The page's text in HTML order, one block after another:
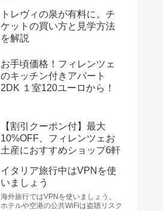
トレヴィの泉が有料に。チ
ケットの買い方と見学方法
を解説
お手頃価格！フィレンツェ
のキッチン付きアパート
2DK １室120ユーロから！
【割引クーポン付】最大
10%OFF、フィレンツェお
土産におすすめショップ6軒
イタリア旅行中はVPNを使
いましょう
海外旅行ではVPNを使いましょう。
ホテルや空港の公共WiFiは盗聴リスク